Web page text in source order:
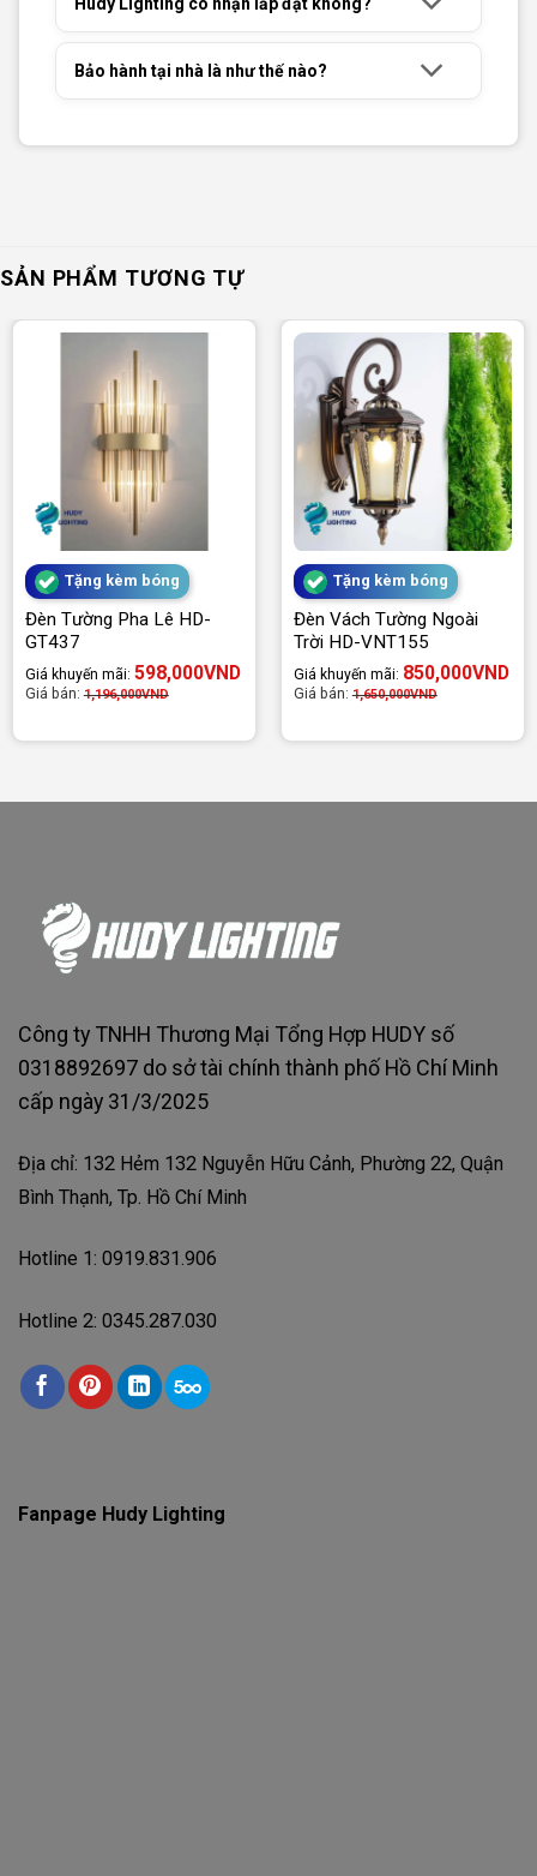
Bảo hành tại nhà là như thế nào?
SẢN PHẨM TƯƠNG TỰ
Tặng kèm bóng
Đèn Tường Pha Lê HD-
GT437
Giá khuyến mãi: 598,000VND
Giá bán:1,196,000VND
Tặng kèm bóng
Đèn Vách Tường Ngoài
Trời HD-VNT155
Giá khuyến mãi: 850,000VND
Giá bán:1,650,000VND
Công ty TNHH Thương Mại Tổng Hợp HUDY số
0318892697 do sở tài chính thành phố Hồ Chí Minh
cấp ngày 31/3/2025
Địa chỉ: 132 Hẻm 132 Nguyễn Hữu Cảnh, Phường 22, Quận
Bình Thạnh, Tp. Hồ Chí Minh
Hotline 1: 0919.831.906
Hotline 2: 0345.287.030
Fanpage Hudy Lighting